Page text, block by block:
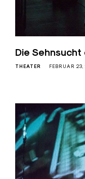
Die Sehnsucht
THEATER FEBRUAR 23,